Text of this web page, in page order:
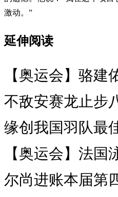
激动。”
延伸阅读
【奥运会】骆建
不敌安赛龙止步
缘创我国羽队最
【奥运会】法国
尔尚进账本届第